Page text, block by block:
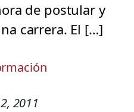
de postular y
carrera. El […]
2011